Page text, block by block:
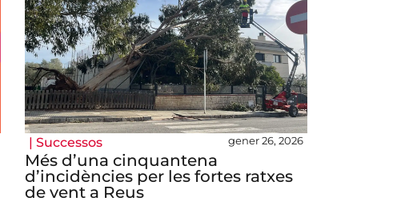
| Successos gener 26, 2026
Més d’una cinquantena
d’incidències per les fortes ratxes
de vent a Reus